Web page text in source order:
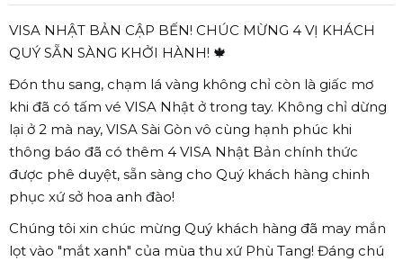
VISA NHẬT BẢN CẬP BẾN! CHÚC MỪNG 4 VỊ KHÁCH
QUÝ SẴN SÀNG KHỞI HÀNH! 🍁
Đón thu sang, chạm lá vàng không chỉ còn là giấc mơ
khi đã có tấm vé VISA Nhật ở trong tay. Không chỉ dừng
lại ở 2 mà nay, VISA Sài Gòn vô cùng hạnh phúc khi
thông báo đã có thêm 4 VISA Nhật Bản chính thức
được phê duyệt, sẵn sàng cho Quý khách hàng chinh
phục xứ sở hoa anh đào!
Chúng tôi xin chúc mừng Quý khách hàng đã may mắn
lọt vào "mắt xanh" của mùa thu xứ Phù Tang! Đáng chú